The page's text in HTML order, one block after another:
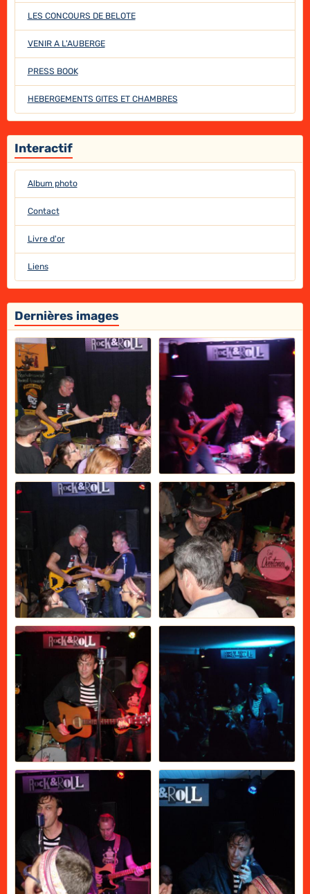
LES CONCOURS DE BELOTE
VENIR A L'AUBERGE
PRESS BOOK
HEBERGEMENTS GITES ET CHAMBRES
Interactif
Album photo
Contact
Livre d'or
Liens
Dernières images